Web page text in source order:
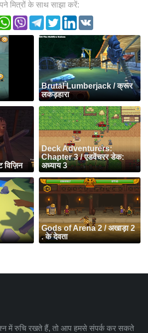
मित्रों के साथ साझा करें:
Brutal Lumberjack / क्रूर
लकड़हारा
Deck Adventurers:
Chapter 3 / एडवेंचरर डेक:
अध्याय 3
Gods of Arena 2 / अखाड़ा 2
. के देवता
में रुचि रखते हैं, तो आप हमसे संपर्क कर सकते